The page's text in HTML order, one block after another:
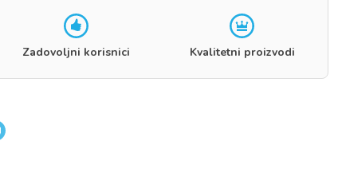
Zadovoljni korisnici Kvalitetni proizvodi